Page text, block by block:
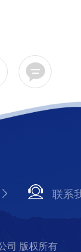
联系
司 版权所有